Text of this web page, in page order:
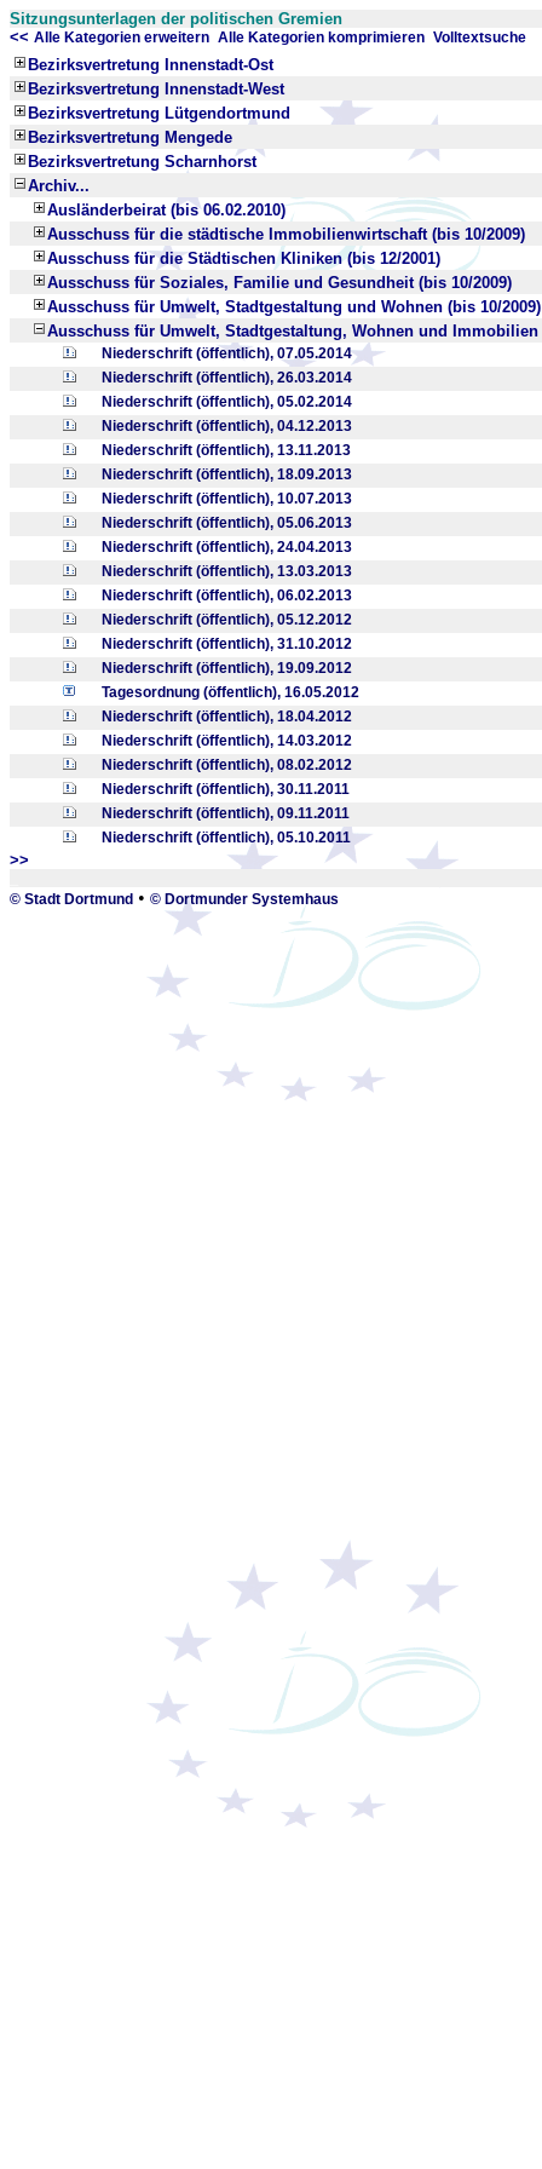
Sitzungsunterlagen der politischen Gremien
<< Alle Kategorien erweitern Alle Kategorien komprimieren Volltextsuche
Bezirksvertretung Innenstadt-Ost
Bezirksvertretung Innenstadt-West
Bezirksvertretung Lütgendortmund
Bezirksvertretung Mengede
Bezirksvertretung Scharnhorst
Archiv...
Ausländerbeirat (bis 06.02.2010)
Ausschuss für die städtische Immobilienwirtschaft (bis 10/2009)
Ausschuss für die Städtischen Kliniken (bis 12/2001)
Ausschuss für Soziales, Familie und Gesundheit (bis 10/2009)
Ausschuss für Umwelt, Stadtgestaltung und Wohnen (bis 10/2009)
Ausschuss für Umwelt, Stadtgestaltung, Wohnen und Immobilien
Niederschrift (öffentlich), 07.05.2014
Niederschrift (öffentlich), 26.03.2014
Niederschrift (öffentlich), 05.02.2014
Niederschrift (öffentlich), 04.12.2013
Niederschrift (öffentlich), 13.11.2013
Niederschrift (öffentlich), 18.09.2013
Niederschrift (öffentlich), 10.07.2013
Niederschrift (öffentlich), 05.06.2013
Niederschrift (öffentlich), 24.04.2013
Niederschrift (öffentlich), 13.03.2013
Niederschrift (öffentlich), 06.02.2013
Niederschrift (öffentlich), 05.12.2012
Niederschrift (öffentlich), 31.10.2012
Niederschrift (öffentlich), 19.09.2012
Tagesordnung (öffentlich), 16.05.2012
Niederschrift (öffentlich), 18.04.2012
Niederschrift (öffentlich), 14.03.2012
Niederschrift (öffentlich), 08.02.2012
Niederschrift (öffentlich), 30.11.2011
Niederschrift (öffentlich), 09.11.2011
Niederschrift (öffentlich), 05.10.2011
>>
© Stadt Dortmund • © Dortmunder Systemhaus